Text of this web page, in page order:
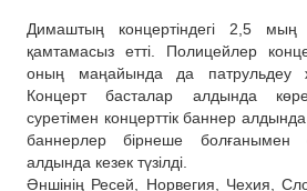
Димаштың концертіндегі 2,5 мың
қамтамасыз етті. Полицейлер
оның маңайында да патрульдеу
Концерт басталар алдында
суретімен концерттік баннер
баннерлер бірнеше болғанымен
алдында кезек түзілді.
Әншінің Ресей, Норвегия, Чехия,